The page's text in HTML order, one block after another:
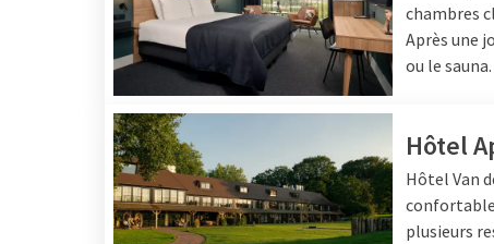
chambres
Après une
ou le sauna.
Hôtel
Hôtel Van
plusieurs